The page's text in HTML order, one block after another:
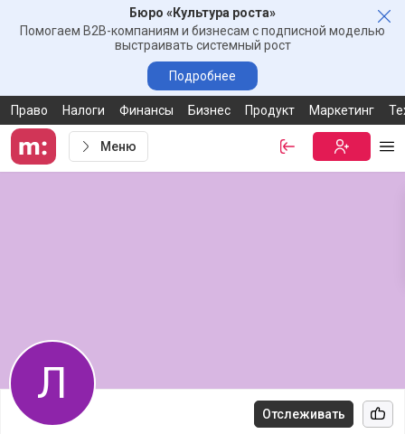
Бюро «Культура роста»
Помогаем B2B-компаниям и бизнесам с подписной моделью
выстраивать системный рост
Подробнее
Право Налоги Финансы Бизнес Продукт Маркетинг
Меню Войти
Л
Отслеживать